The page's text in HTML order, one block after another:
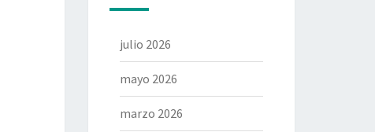
julio 2026
mayo 2026
marzo 2026